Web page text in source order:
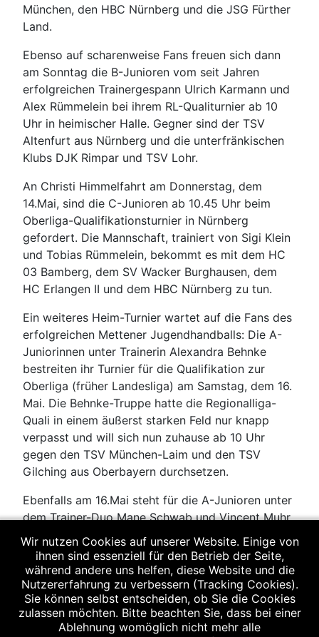
München, den HBC Nürnberg und die JSG Fürther
Land.
Ebenso auf scharenweise Fans freuen sich dann
am Sonntag die B-Junioren vom seit Jahren
erfolgreichen Trainergespann Ulrich Karmann und
Alex Rümmelein bei ihrem RL-Qualiturnier ab 10
Uhr in heimischer Halle. Gegner sind der TSV
Altenfurt aus Nürnberg und die unterfränkischen
Klubs DJK Rimpar und TSV Lohr.
An Christi Himmelfahrt am Donnerstag, dem
14.Mai, sind die C-Junioren ab 10.45 Uhr beim
Oberliga-Qualifikationsturnier in Nürnberg
gefordert. Die Mannschaft, trainiert von Sigi Klein
und Tobias Rümmelein, bekommt es mit dem HC
03 Bamberg, dem SV Wacker Burghausen, dem
HC Erlangen II und dem HBC Nürnberg zu tun.
Ein weiteres Heim-Turnier wartet auf die Fans des
erfolgreichen Mettener Jugendhandballs: Die A-
Juniorinnen unter Trainerin Alexandra Behnke
bestreiten ihr Turnier für die Qualifikation zur
Oberliga (früher Landesliga) am Samstag, dem 16.
Mai. Die Behnke-Truppe hatte die Regionalliga-
Quali in einem äußerst starken Feld nur knapp
verpasst und will sich nun zuhause ab 10 Uhr
gegen den TSV München-Laim und den TSV
Gilching aus Oberbayern durchsetzen.
Ebenfalls am 16.Mai steht für die A-Junioren unter
dem Trainer-Duo Mane Schwab und Vincent Muhr
in Gräfelfing bei München die nächste Quali-Runde
an. Die favorisierten Mettener waren im Turnier
zur Regionalliga vom Pech verfolgt und mussten
als Vorletzte ausscheiden. Gegner in Oberbayern
sind die HSG Würm-Mitte 22, die JSG Eching-
Neufahrn, der TSV Friedberg (Schwaben) und der
Wir nutzen Cookies auf unserer Website. Einige von
ihnen sind essenziell für den Betrieb der Seite,
während andere uns helfen, diese Website und die
Nutzererfahrung zu verbessern (Tracking Cookies).
Sie können selbst entscheiden, ob Sie die Cookies
zulassen möchten. Bitte beachten Sie, dass bei einer
Ablehnung womöglich nicht mehr alle